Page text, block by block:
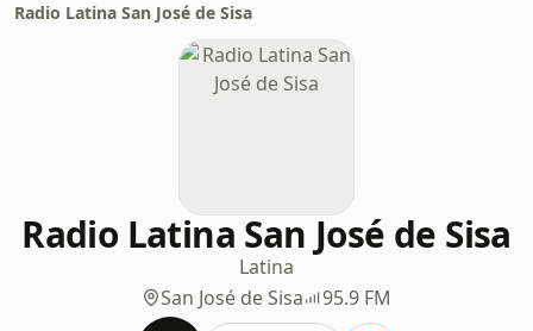
Radio Latina San José de Sisa
Radio Latina San José de Sisa
Latina
San José de Sisa
95.9 FM